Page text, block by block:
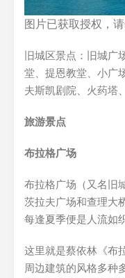
图片已获取授权，
旧城区景点：旧城广
堂、提恩教堂、小广
夫斯凯剧院、火药塔
旅游景点
布拉格广场
布拉格广场（又名旧
茨拉夫广场和查理大
每逢夏季便是人流如
这里就是蔡依林《布
周边建筑的风格多种